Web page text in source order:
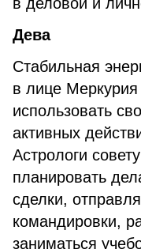
Дева
Стабильная
в лице
использовать
активных
Астрологи
планировать
сделки,
командировки,
заниматься